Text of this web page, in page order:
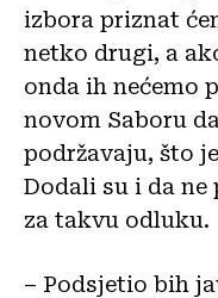
izbora priznat
netko drugi, a
onda ih nećemo
novom Saboru
podržavaju, što
Dodali su i da
za takvu odluku.
– Podsjetio bih